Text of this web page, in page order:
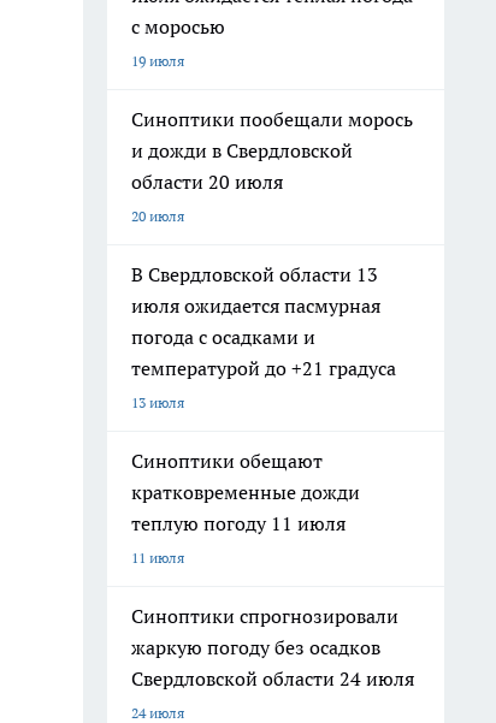
с моросью
19 июля
Синоптики пообещали морось
и дожди в Свердловской
области 20 июля
20 июля
В Свердловской области 13
июля ожидается пасмурная
погода с осадками и
температурой до +21 градуса
13 июля
Синоптики обещают
кратковременные дожди
теплую погоду 11 июля
11 июля
Синоптики спрогнозировали
жаркую погоду без осадков
Свердловской области 24 июля
24 июля